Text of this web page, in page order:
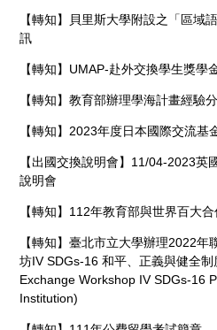
【轉知】貝里斯大學附設之「區域
訊
【轉知】UMAP-赴外交換學生獎學
【轉知】教育部辦理學海計畫經驗
【轉知】2023年度日本國際交流基
【出國交換說明會】11/04-2023英
說明會
【轉知】112年教育部與世界百大
【轉知】臺北市立大學辦理2022
坊IV SDGs-16 和平、正義與健全
Exchange Workshop IV SDGs-16
Institution)